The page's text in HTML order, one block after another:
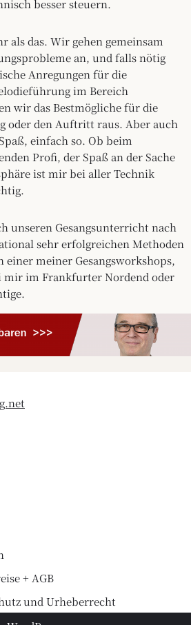
besser steuern.
das. Wir gehen gemeinsam
an, und falls nötig
Anregungen für die
im Bereich
wir das Bestmögliche für die
oder den Auftritt raus. Aber auch
einfach so. Ob beim
Profi, der Spaß an der Sache
ist mir bei aller Technik
unseren Gesangsunterricht nach
sehr erfolgreichen Methoden
einer meiner Gesangsworkshops,
mir im Frankfurter Nordend oder
+ AGB
und Urheberrecht